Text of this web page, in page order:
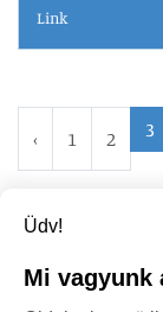
Link
‹ 1 2 3
Üdv!
Mi vagyunk